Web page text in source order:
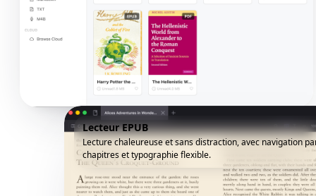
Lecteur EPUB
Lecture chaleureuse et sans distraction, avec navigation
chapitres et typographie flexible.